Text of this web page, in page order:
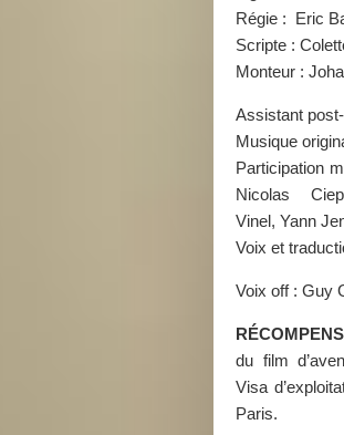
Régie : Eric
Scripte :
Monteur :
Assistant
Musique
Participation
Nicolas
Vinel, Yann
Voix et
Voix off : Guy
du film
Visa
Paris.